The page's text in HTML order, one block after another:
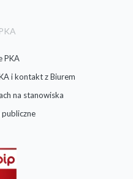
PKA
i kontakt z Biurem
na stanowiska